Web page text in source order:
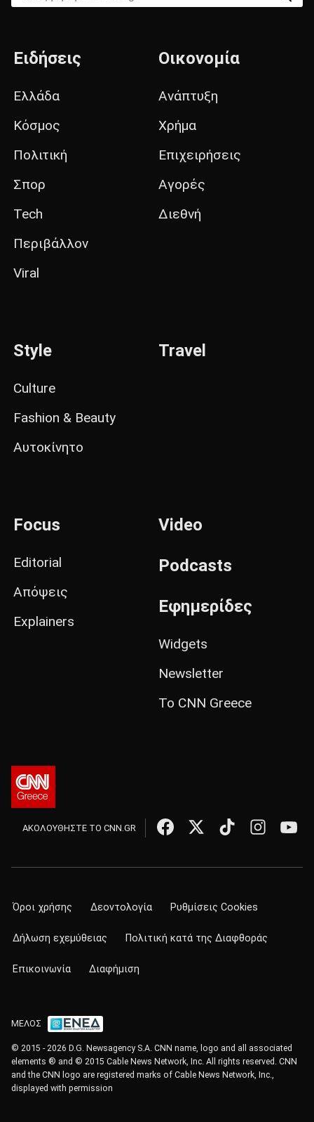
Ειδήσεις
Ελλάδα
Κόσμος
Πολιτική
Σπορ
Tech
Περιβάλλον
Viral
Οικονομία
Ανάπτυξη
Χρήμα
Επιχειρήσεις
Αγορές
Διεθνή
Style
Culture
Fashion & Beauty
Αυτοκίνητο
Travel
Focus
Editorial
Απόψεις
Explainers
Video
Podcasts
Εφημερίδες
Widgets
Newsletter
Το CNN Greece
ΑΚΟΛΟΥΘΗΣΤΕ ΤΟ CNN.GR
Όροι χρήσης Δεοντολογία Ρυθμίσεις Cookies
Δήλωση εχεμύθειας Πολιτική κατά της Διαφθοράς
Επικοινωνία Διαφήμιση
ΜΕΛΟΣ
© 2015 - 2026 D.G. Newsagency S.A. CNN name, logo and all associated
elements ® and © 2015 Cable News Network, Inc. All rights reserved. CNN
and the CNN logo are registered marks of Cable News Network, Inc.,
displayed with permission